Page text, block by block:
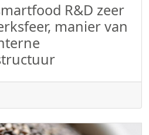
R&D zeer
manier van